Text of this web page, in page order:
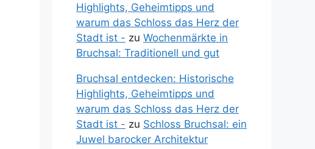
Highlights, Geheimtipps und
warum das Schloss das Herz der
Stadt ist - zu Wochenmärkte in
Bruchsal: Traditionell und gut
Bruchsal entdecken: Historische
Highlights, Geheimtipps und
warum das Schloss das Herz der
Stadt ist - zu Schloss Bruchsal: ein
Juwel barocker Architektur